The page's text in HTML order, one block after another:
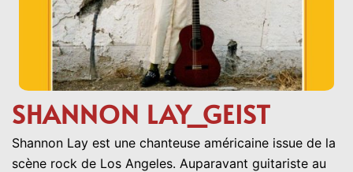
SHANNON LAY_GEIST
Shannon Lay est une chanteuse américaine issue de la
scène rock de Los Angeles. Auparavant guitariste au